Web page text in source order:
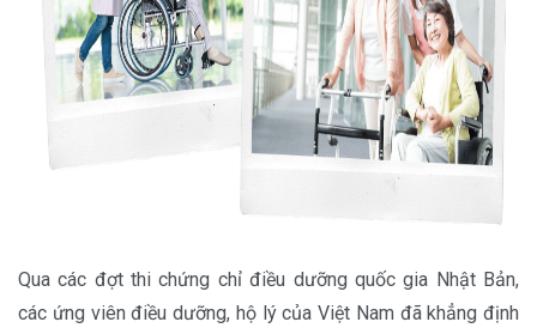
Qua các đợt thi chứng chỉ điều dưỡng quốc gia Nhật Bản,
các ứng viên điều dưỡng, hộ lý của Việt Nam đã khẳng định